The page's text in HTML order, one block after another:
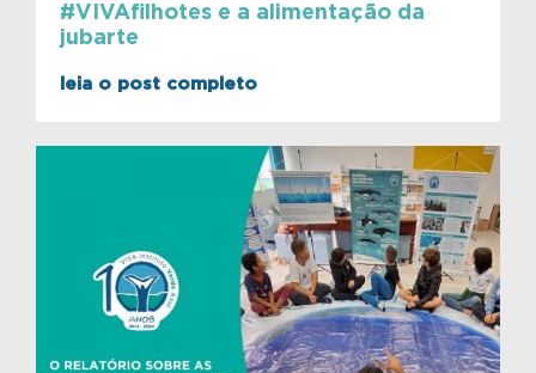
#VIVAfilhotes e a alimentação da
jubarte
leia o post completo